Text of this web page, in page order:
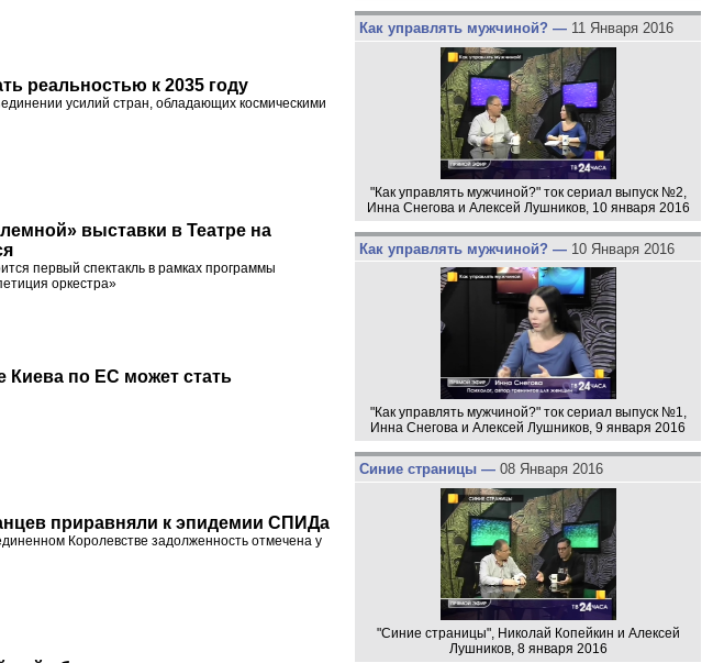
реальностью к 2035 году
усилий стран, обладающих космическими
выставки в Театре на
первый спектакль в рамках программы
оркестра»
Киева по ЕС может стать
приравняли к эпидемии СПИДа
Королевстве задолженность отмечена у
Как управлять мужчиной? — 11 Января 2016
"Как управлять мужчиной?" ток сериал выпуск №2,
Инна Снегова и Алексей Лушников, 10 января 2016
Как управлять мужчиной? — 10 Января 2016
"Как управлять мужчиной?" ток сериал выпуск №1,
Инна Снегова и Алексей Лушников, 9 января 2016
Синие страницы — 08 Января 2016
"Синие страницы", Николай Копейкин и Алексей
Лушников, 8 января 2016